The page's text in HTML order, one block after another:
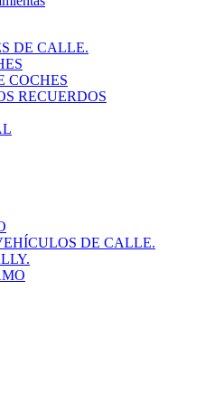
DE CALLE.
COCHES
RECUERDOS
DE CALLE.